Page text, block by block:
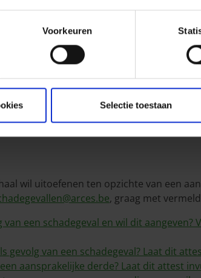
Voorkeuren
Selectie toestaan
1
Artikel 1
Artikel 1
LIFE
IN LIFE
wil uitoefenen ten opzichte van een
, graag met
een schadegeval en wil dit
gevolg van een schadegeval? Laat dit
aansprakelijke derde? Laat dit attest